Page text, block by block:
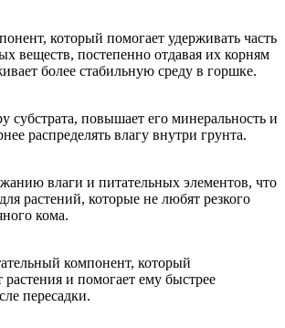
который помогает удерживать часть
веществ, постепенно отдавая их корням
более стабильную среду в горшке.
субстрата, повышает его минеральность и
распределять влагу внутри грунта.
влаги и питательных элементов, что
растений, которые не любят резкого
кома.
компонент, который
растения и помогает ему быстрее
пересадки.